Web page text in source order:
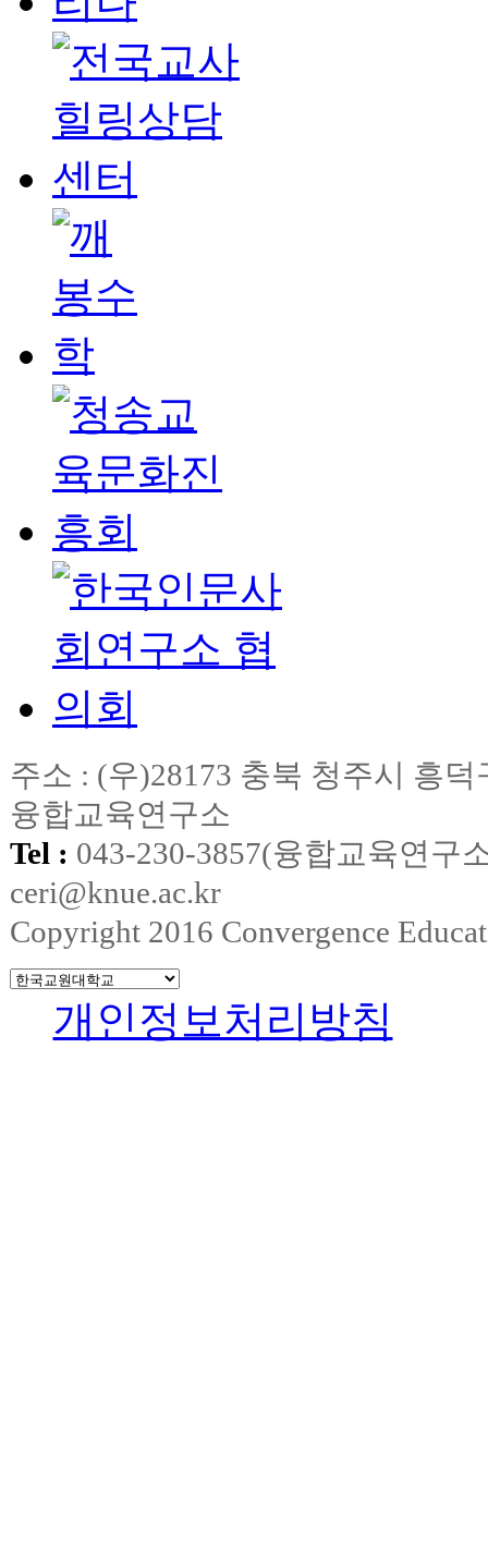
주소 : (우)28173 충북 청주시 흥
융합교육연구소
Tel : 043-230-3857(융합교육연
ceri@knue.ac.kr
Copyright 2016 Convergence
개인정보처리방침